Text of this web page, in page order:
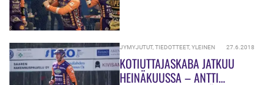
JYMYJUTUT,TIEDOTTEET,YLEINEN 27.6.2018
KOTIUTTAJASKABA JATKUU
HEINÄKUUSSA – ANTTI